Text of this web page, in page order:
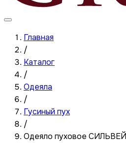
Главная
/
Каталог
/
Одеяла
/
Гусиный пух
/
Одеяло пуховое